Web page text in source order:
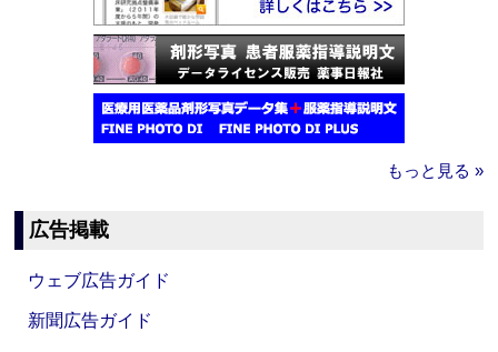
もっと見る »
広告掲載
ウェブ広告ガイド
新聞広告ガイド